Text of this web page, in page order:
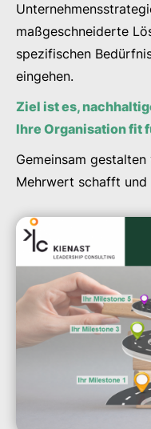
maßgeschneiderte
spezifischen
eingehen.
Ziel ist es,
Ihre Organisation fit
Gemeinsam
Mehrwert schafft und